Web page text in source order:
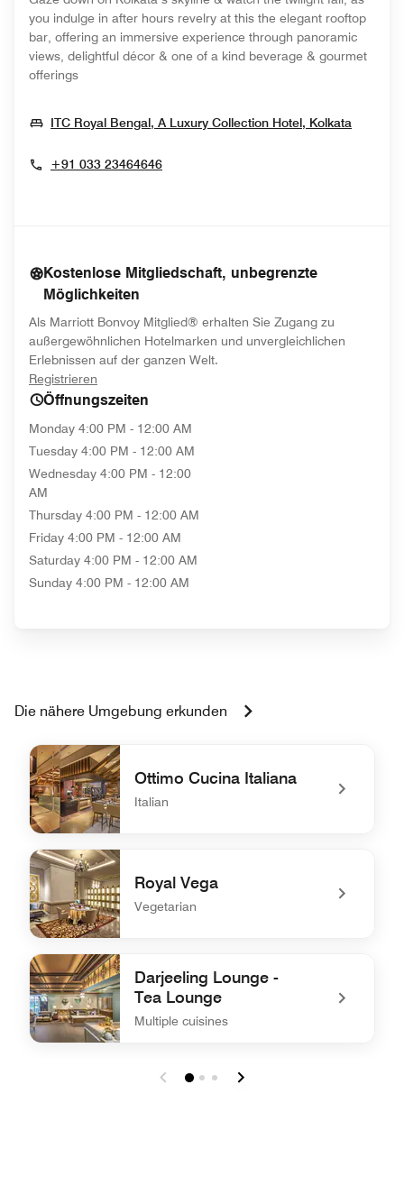
you indulge in after hours revelry at this the elegant rooftop
bar, offering an immersive experience through panoramic
views, delightful décor & one of a kind beverage & gourmet
offerings
ITC Royal Bengal, A Luxury Collection Hotel, KolkataOpens
+91 033 23464646
Kostenlose Mitgliedschaft, unbegrenzte
Möglichkeiten
Als Marriott Bonvoy Mitglied® erhalten Sie Zugang zu
außergewöhnlichen Hotelmarken und unvergleichlichen
Erlebnissen auf der ganzen Welt.
Registrieren
Öffnungszeiten
Monday 4:00 PM - 12:00 AM
Tuesday 4:00 PM - 12:00 AM
Wednesday 4:00 PM - 12:00
AM
Thursday 4:00 PM - 12:00 AM
Friday 4:00 PM - 12:00 AM
Saturday 4:00 PM - 12:00 AM
Sunday 4:00 PM - 12:00 AM
Die nähere Umgebung erkunden
Ottimo Cucina Italiana
Italian
undefined Ottimo Cucina Italiana
Royal Vega
Vegetarian
undefined Royal Vega
Darjeeling Lounge -
Tea Lounge
Multiple cuisines
undefined Darjeeling Lounge - Tea Lounge